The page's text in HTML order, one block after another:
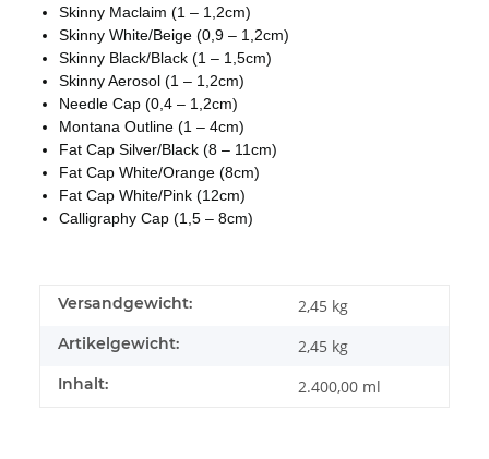
Skinny Maclaim (1 – 1,2cm)
Skinny White/Beige (0,9 – 1,2cm)
Skinny Black/Black (1 – 1,5cm)
Skinny Aerosol (1 – 1,2cm)
Needle Cap (0,4 – 1,2cm)
Montana Outline (1 – 4cm)
Fat Cap Silver/Black (8 – 11cm)
Fat Cap White/Orange (8cm)
Fat Cap White/Pink (12cm)
Calligraphy Cap (1,5 – 8cm)
Versandgewicht: 2,45 kg
Artikelgewicht: 2,45 kg
Inhalt: 2.400,00 ml